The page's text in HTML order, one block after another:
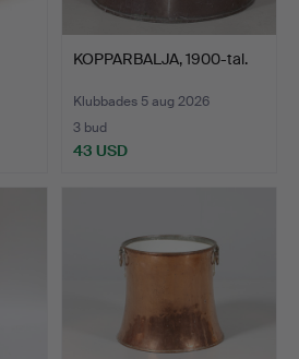
KOPPARBALJA, 1900-tal.
Klubbades 5 aug 2026
3 bud
43 USD